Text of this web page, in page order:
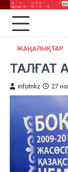
ЖАҢАЛЫҚТАР
ТАЛҒАТ
infotnkz 27